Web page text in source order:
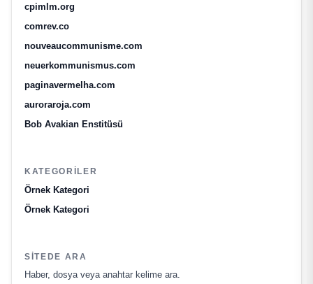
cpimlm.org
comrev.co
nouveaucommunisme.com
neuerkommunismus.com
paginavermelha.com
auroraroja.com
Bob Avakian Enstitüsü
KATEGORILER
Örnek Kategori
Örnek Kategori
SITEDE ARA
Haber, dosya veya anahtar kelime ara.